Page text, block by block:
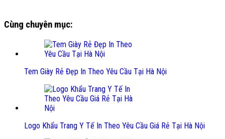
Cùng chuyên mục:
Tem Giày Rẻ Đẹp In Theo Yêu Cầu Tại Hà Nội
Logo Khẩu Trang Y Tế In Theo Yêu Cầu Giá Rẻ Tại Hà Nội